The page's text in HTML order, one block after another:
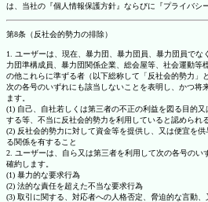
は、当社の『個人情報保護方針』ならびに『プライバシ
第8条（反社会的勢力の排除）
1. ユーザーは、現在、暴力団、暴力団員、暴力団員でな
力団準構成員、暴力団関係企業、総会屋等、社会運動等
の他これらに準ずる者（以下総称して「反社会的勢力」
次の各号のいずれにも該当しないことを表明し、かつ将
ます。
(1) 自己、自社若しくは第三者の不正の利益を図る目的
する等、不当に反社会的勢力を利用していると認められ
(2) 反社会的勢力に対して資金等を提供し、又は便宜を
る関係を有すること
2. ユーザーは、自ら又は第三者を利用して次の各号のい
確約します。
(1) 暴力的な要求行為
(2) 法的な責任を超えた不当な要求行為
(3) 取引に関する、対応者への人格否定、脅迫的な言動